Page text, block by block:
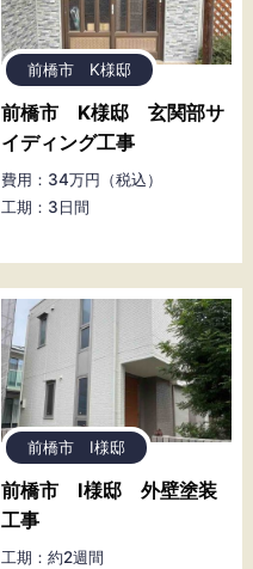
前橋市 K様邸
前橋市 K様邸 玄関部サ
イディング工事
費用：34万円（税込）
工期：3日間
前橋市 I様邸
前橋市 I様邸 外壁塗装
工事
工期：約2週間